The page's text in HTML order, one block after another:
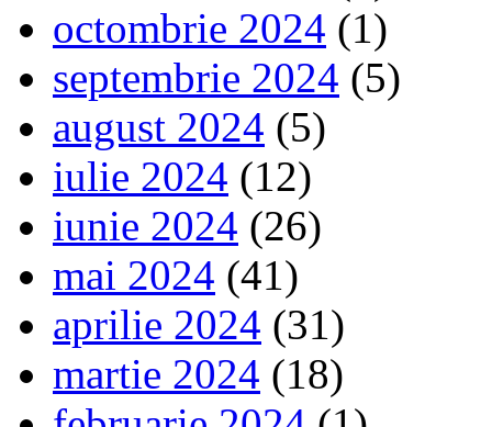
octombrie 2024 (1)
septembrie 2024 (5)
august 2024 (5)
iulie 2024 (12)
iunie 2024 (26)
mai 2024 (41)
aprilie 2024 (31)
martie 2024 (18)